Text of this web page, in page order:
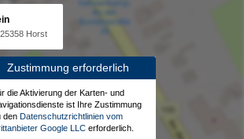
Horst
Zustimmung erforderlich
die Aktivierung der Karten- und
ist Ihre Zustimmung
den Datenschutzrichtlinien vom
Google LLC erforderlich.